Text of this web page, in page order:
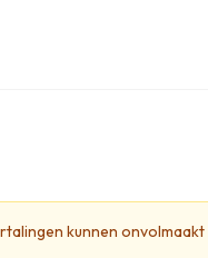
kunnen onvolmaakt